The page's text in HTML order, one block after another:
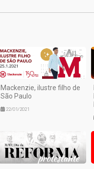
Mackenzie, ilustre filho de
São Paulo
22/01/2021